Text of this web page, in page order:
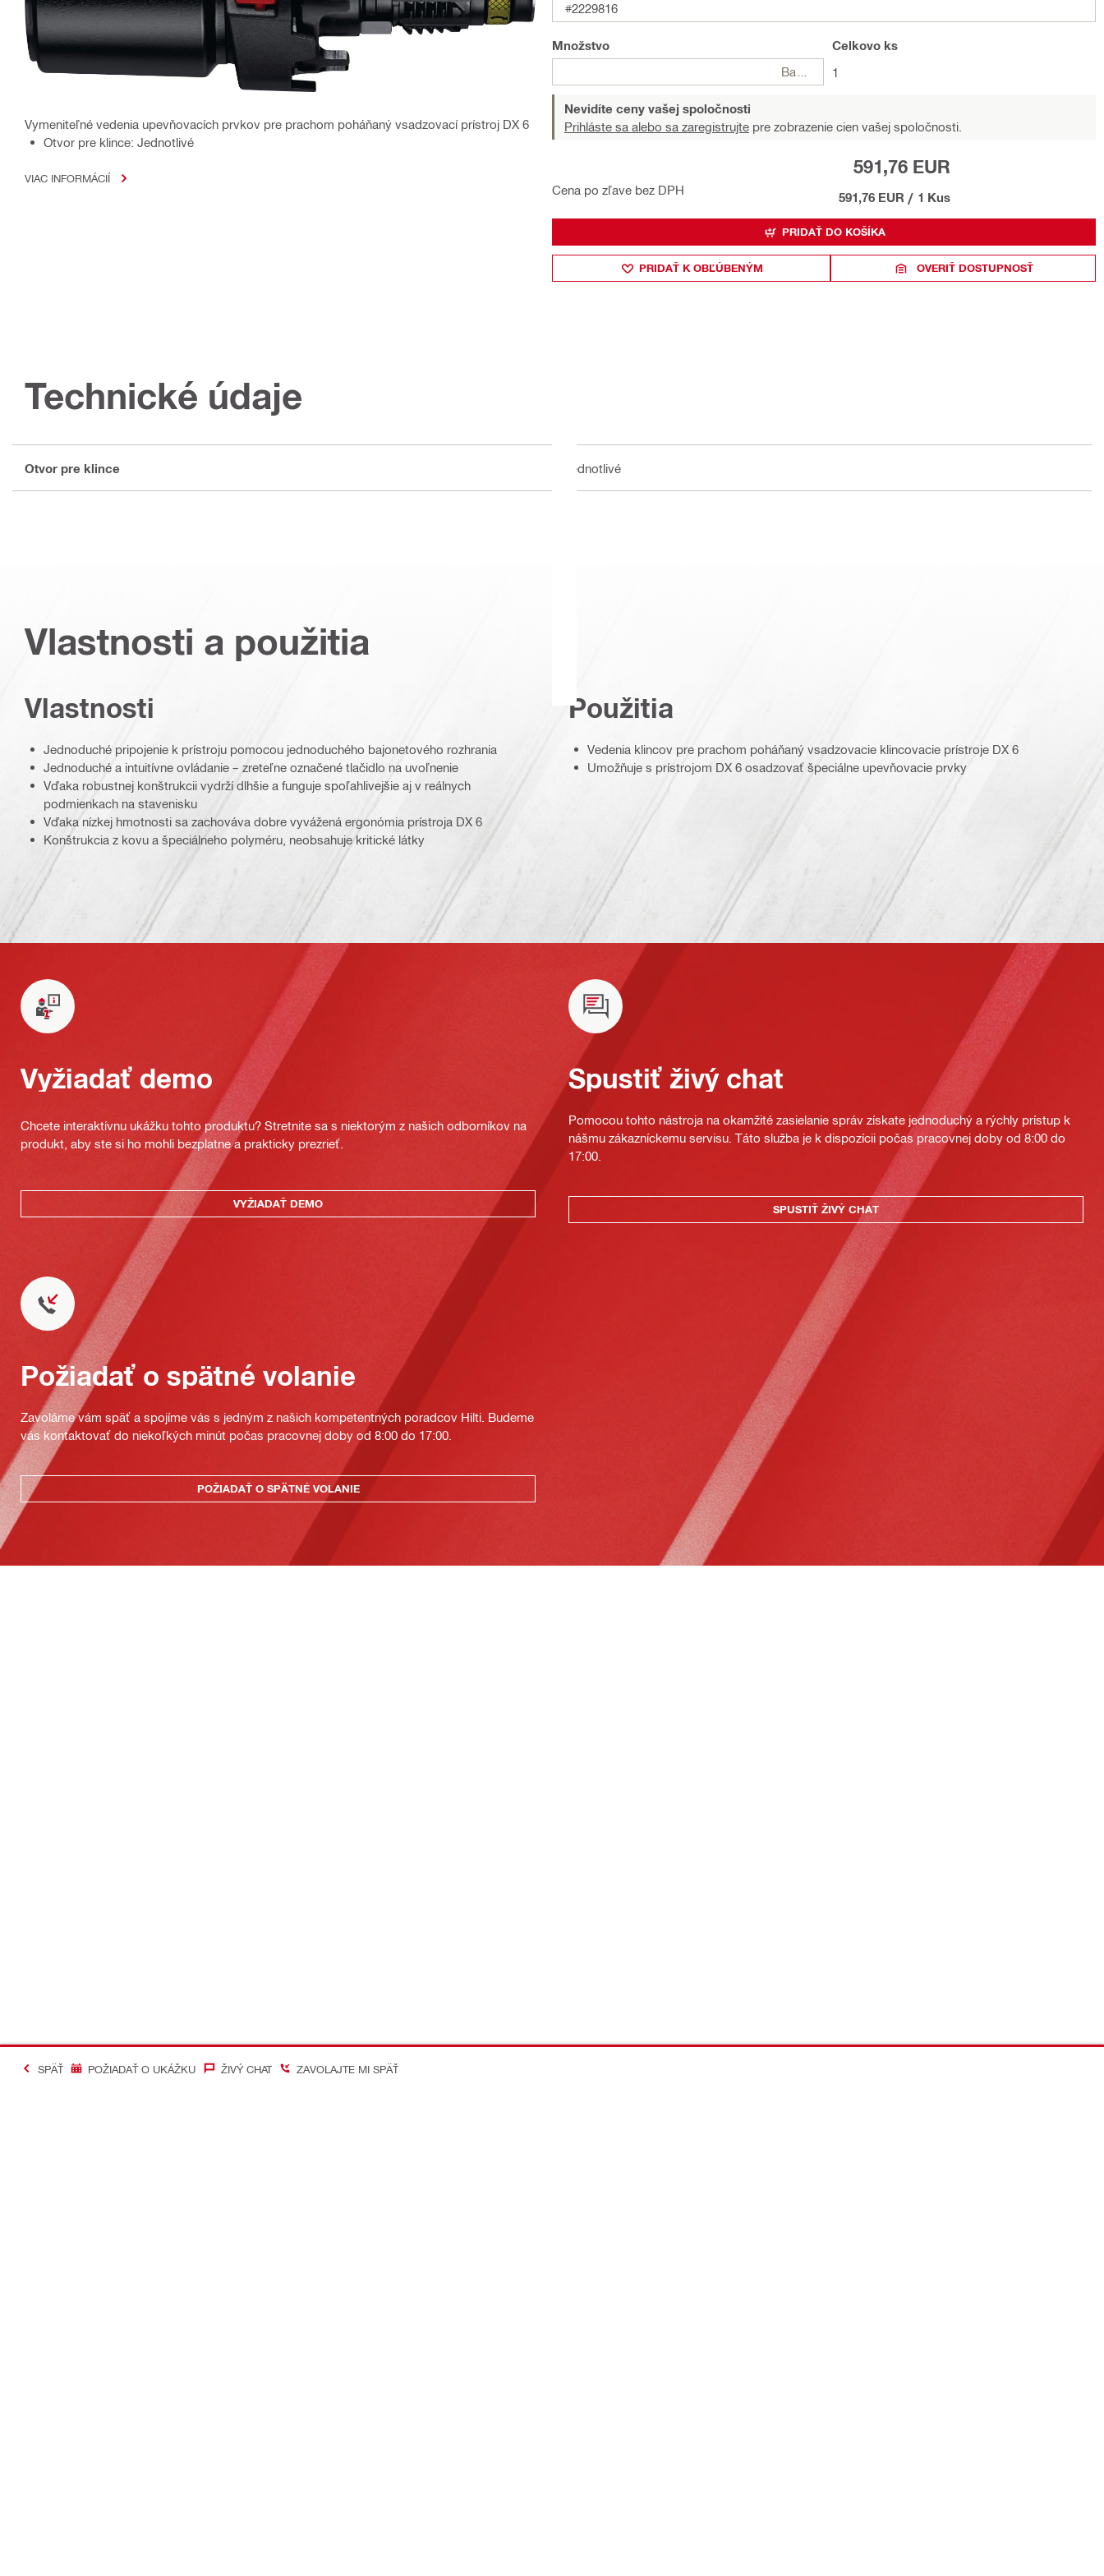
Vymeniteľné vedenia upevňovacích prvkov pre prachom poháňaný vsadzovací prístroj DX 6
Otvor pre klince: Jednotlivé
VIAC INFORMÁCIÍ
#2229816
Množstvo
Celkovo ks
1
Nevidíte ceny vašej spoločnosti
Prihláste sa alebo sa zaregistrujte pre zobrazenie cien vašej spoločnosti.
Cena po zľave bez DPH
591,76 EUR
591,76 EUR / 1 Kus
PRIDAŤ DO KOŠÍKA
PRIDAŤ K OBĽÚBENÝM OVERIŤ DOSTUPNOSŤ
Technické údaje
Otvor pre klince Jednotlivé
Vlastnosti a použitia
Vlastnosti
Jednoduché pripojenie k prístroju pomocou jednoduchého bajonetového rozhrania
Jednoduché a intuitívne ovládanie – zreteľne označené tlačidlo na uvoľnenie
Vďaka robustnej konštrukcii vydrží dlhšie a funguje spoľahlivejšie aj v reálnych
podmienkach na stavenisku
Vďaka nízkej hmotnosti sa zachováva dobre vyvážená ergonómia prístroja DX 6
Konštrukcia z kovu a špeciálneho polyméru, neobsahuje kritické látky
Použitia
Vedenia klincov pre prachom poháňaný vsadzovacie klincovacie prístroje DX 6
Umožňuje s prístrojom DX 6 osadzovať špeciálne upevňovacie prvky
Vyžiadať demo
Chcete interaktívnu ukážku tohto produktu? Stretnite sa s niektorým z našich odborníkov na
produkt, aby ste si ho mohli bezplatne a prakticky prezrieť.
VYŽIADAŤ DEMO
Spustiť živý chat
Pomocou tohto nástroja na okamžité zasielanie správ získate jednoduchý a rýchly prístup k
nášmu zákazníckemu servisu. Táto služba je k dispozícii počas pracovnej doby od 8:00 do
17:00.
SPUSTIŤ ŽIVÝ CHAT
Požiadať o spätné volanie
Zavoláme vám späť a spojíme vás s jedným z našich kompetentných poradcov Hilti. Budeme
vás kontaktovať do niekoľkých minút počas pracovnej doby od 8:00 do 17:00.
POŽIADAŤ O SPÄTNÉ VOLANIE
SPÄŤ POŽIADAŤ O UKÁŽKU ŽIVÝ CHAT ZAVOLAJTE MI SPÄŤ